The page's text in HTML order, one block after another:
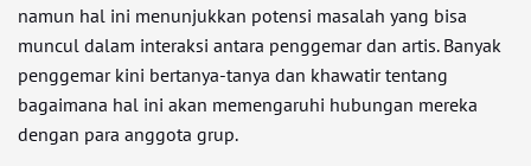
namun hal ini menunjukkan potensi masalah yang bisa
muncul dalam interaksi antara penggemar dan artis. Banyak
penggemar kini bertanya-tanya dan khawatir tentang
bagaimana hal ini akan memengaruhi hubungan mereka
dengan para anggota grup.